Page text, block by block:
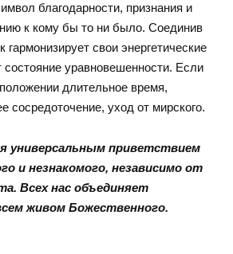
благодарности, признания и
к кому бы то ни было. Соединив
гармонизирует свои энергетические
состояние уравновешенности. Если
длительное время,
сосредоточение, уход от мирского.
универсальным приветствием
и незнакомого, независимо от
Всех нас объединяет
живом Божественного.